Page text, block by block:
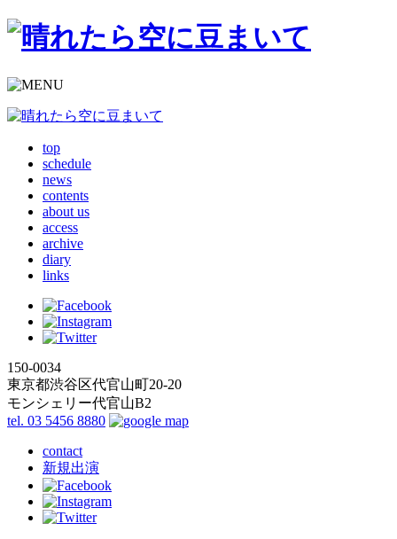
top
schedule
news
contents
about us
access
archive
diary
links
150-0034
東京都渋谷区代官山町20-20
モンシェリー代官山B2
tel. 03 5456 8880
contact
新規出演